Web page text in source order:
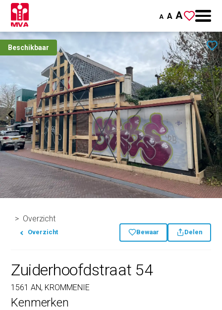
A A A
Beschikbaar
Overzicht
Overzicht Bewaar Delen
Zuiderhoofdstraat 54
1561 AN, KROMMENIE
Kenmerken